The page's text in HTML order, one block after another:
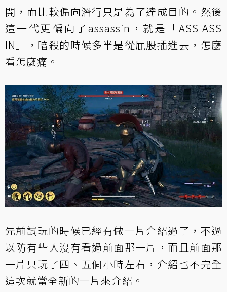
開，而比較偏向潛行只是為了達成目的。然後
這一代更偏向了assassin，就是「ASS ASS
IN」，暗殺的時候多半是從屁股插進去，怎麼
看怎麼痛。
先前試玩的時候已經有做一片介紹過了，不過
以防有些人沒有看過前面那一片，而且前面那
一片只玩了四、五個小時左右，介紹也不完全
這次就當全新的一片來介紹。